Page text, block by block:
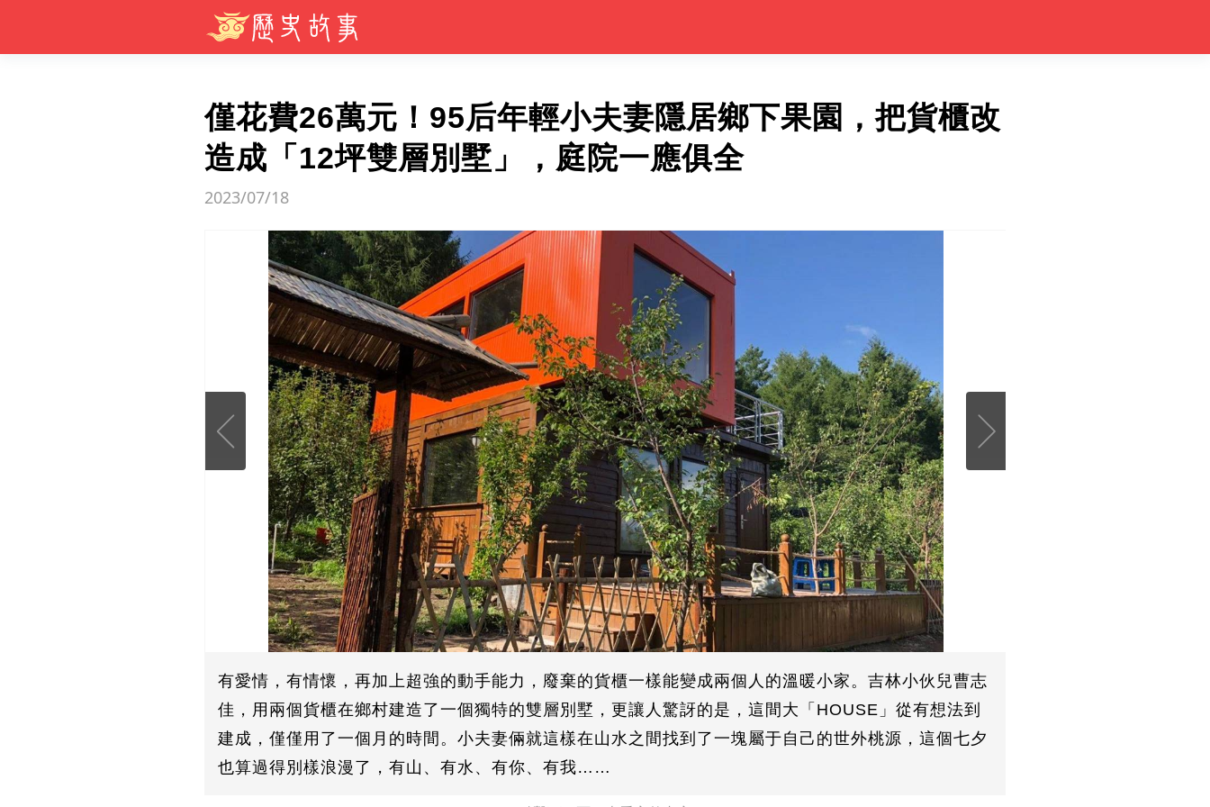
僅花費26萬元！95后年輕小夫妻隱居鄉下果園，把貨櫃改
造成「12坪雙層別墅」，庭院一應俱全
2023/07/18
有愛情，有情懷，再加上超強的動手能力，廢棄的貨櫃一樣能變成兩個人的溫暖小家。吉林小伙兒曹志
佳，用兩個貨櫃在鄉村建造了一個獨特的雙層別墅，更讓人驚訝的是，這間大「HOUSE」從有想法到
建成，僅僅用了一個月的時間。小夫妻倆就這樣在山水之間找到了一塊屬于自己的世外桃源，這個七夕
也算過得別樣浪漫了，有山、有水、有你、有我……